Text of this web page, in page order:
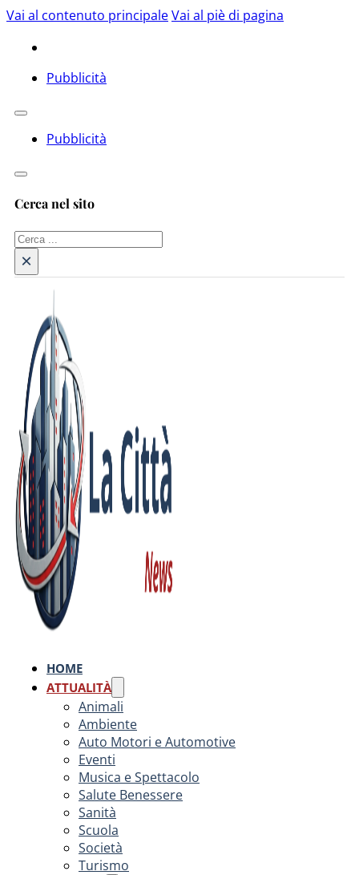
Vai al contenuto principaleVai al piè di pagina
Pubblicità
Pubblicità
Cerca nel sito
Cerca
×
HOME
ATTUALITÀ
Animali
Ambiente
Auto Motori e Automotive
Eventi
Musica e Spettacolo
Salute Benessere
Sanità
Scuola
Società
Turismo